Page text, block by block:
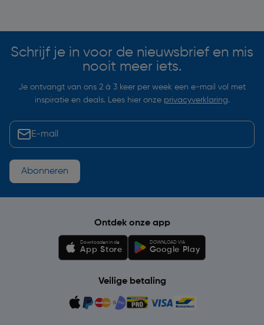
Schrijf je in voor de nieuwsbrief en mis
nooit meer iets.
Je ontvangt van ons 2 à 3 keer per week een e-mail vol met
inspiratie en deals. Lees hier onze privacyverklaring.
Abonneren
Ontdek onze app
Downloaden in de
App Store
DOWNLOAD VIA
Google Play
Veilige betaling